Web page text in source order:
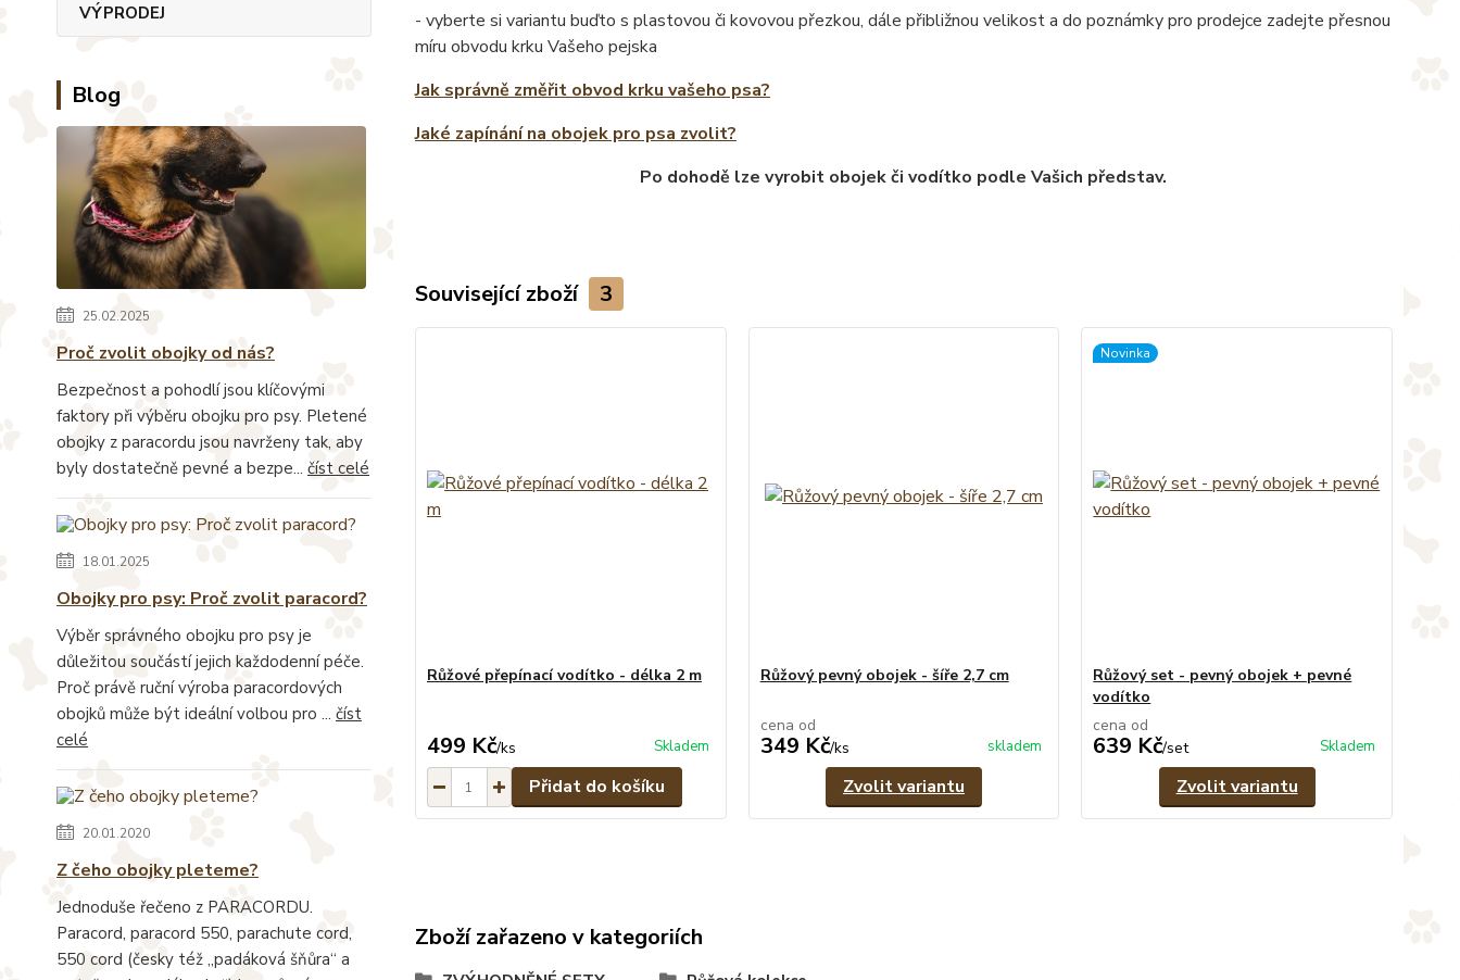
VÝPRODEJ
Blog
25.02.2025
Proč zvolit obojky od nás?
Bezpečnost a pohodlí jsou klíčovými
faktory při výběru obojku pro psy. Pletené
obojky z paracordu jsou navrženy tak, aby
byly dostatečně pevné a bezpe... číst celé
18.01.2025
Obojky pro psy: Proč zvolit paracord?
Výběr správného obojku pro psy je
důležitou součástí jejich každodenní péče.
Proč právě ruční výroba paracordových
obojků může být ideální volbou pro ... číst
celé
20.01.2020
Z čeho obojky pleteme?
Jednoduše řečeno z PARACORDU.
Paracord, paracord 550, parachute cord,
550 cord (česky též „padáková šňůra“ a
- vyberte si variantu buďto s plastovou či kovovou přezkou, dále přibližnou velikost a do poznámky pro prodejce zadejte přesnou
míru obvodu krku Vašeho pejska
Jak správně změřit obvod krku vašeho psa?
Jaké zapínání na obojek pro psa zvolit?
Po dohodě lze vyrobit obojek či vodítko podle Vašich představ.
Související zboží 3
Růžové přepínací vodítko - délka 2 m
499 Kč/ks Skladem
Přidat do košíku
Růžový pevný obojek - šíře 2,7 cm
cena od
349 Kč/ks skladem
Zvolit variantu
Novinka
Růžový set - pevný obojek + pevné
vodítko
cena od
639 Kč/set Skladem
Zvolit variantu
Zboží zařazeno v kategoriích